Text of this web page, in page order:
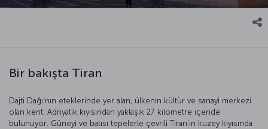
Bir bakışta Tiran
Dajti Dağı’nın eteklerinde yer alan, ülkenin kültür ve sanayi merkezi
olan kent, Adriyatik kıyısından yaklaşık 27 kilometre içeride
bulunuyor. Güneyi ve batısı tepelerle çevrili Tiran’ın kuzey kıyısında